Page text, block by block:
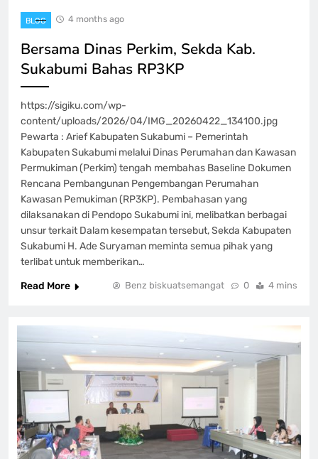
BLOG 4 months ago
Bersama Dinas Perkim, Sekda Kab.
Sukabumi Bahas RP3KP
https://sigiku.com/wp-
content/uploads/2026/04/IMG_20260422_134100.jpg
Pewarta : Arief Kabupaten Sukabumi – Pemerintah
Kabupaten Sukabumi melalui Dinas Perumahan dan Kawasan
Permukiman (Perkim) tengah membahas Baseline Dokumen
Rencana Pembangunan Pengembangan Perumahan
Kawasan Pemukiman (RP3KP). Pembahasan yang
dilaksanakan di Pendopo Sukabumi ini, melibatkan berbagai
unsur terkait Dalam kesempatan tersebut, Sekda Kabupaten
Sukabumi H. Ade Suryaman meminta semua pihak yang
terlibat untuk memberikan…
Read More
Benz biskuatsemangat 0 4 mins